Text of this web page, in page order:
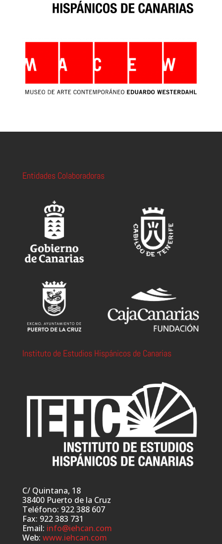
Entidades Colaboradoras
Instituto de Estudios Hispánicos de Canarias
C/ Quintana, 18
38400 Puerto de la Cruz
Teléfono: 922 388 607
Fax: 922 383 731
Email: info@iehcan.com
Web: www.iehcan.com